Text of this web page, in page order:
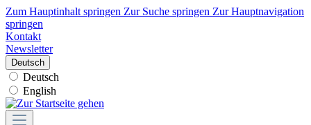
Zum Hauptinhalt springen Zur Suche springen Zur Hauptnavigation
springen
Kontakt
Newsletter
Deutsch
Deutsch
English